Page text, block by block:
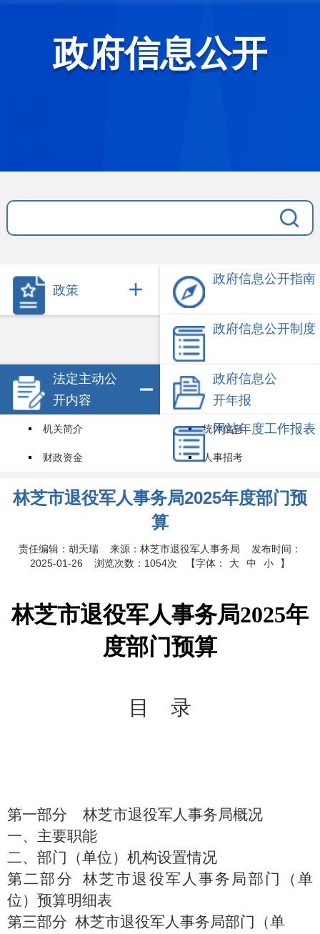
政府信息公开
政策
政府信息公开指南
政府信息公开制度
法定主动公
开内容
机关简介 统计信息
财政资金 人事招考
试点领域基层政务公开标准目录
政府信息公
开年报
网站年度工作报表
林芝市退役军人事务局2025年度部门预
算
责任编辑：胡天瑞 来源：林芝市退役军人事务局 发布时间：
2025-01-26 浏览次数： 1054次 【字体： 大 中 小 】
林芝市退役军人事务局2025年
度部门预算
目 录
第一部分 林芝市退役军人事务局概况
一、主要职能
二、部门（单位 ）机构设置情况
第二部分
林芝市退役军人事务局部门（单
位）预算明细表
第三部分 林芝市退役军人事务局部门（单